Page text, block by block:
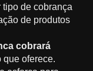
de cobrança
de produtos
cobrará
oferece.